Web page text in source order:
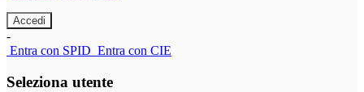
-
Entra con SPID Entra con CIE
Seleziona utente